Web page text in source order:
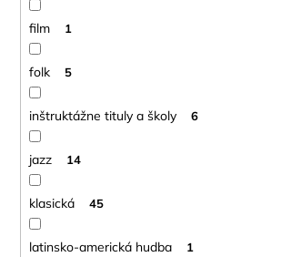
film 1
folk 5
inštruktážne tituly a školy 6
jazz 14
klasická 45
latinsko-americká hudba 1